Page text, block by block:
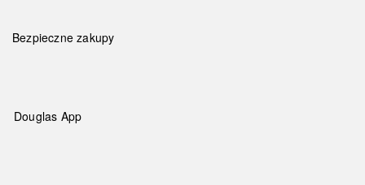
Bezpieczne zakupy
Douglas App